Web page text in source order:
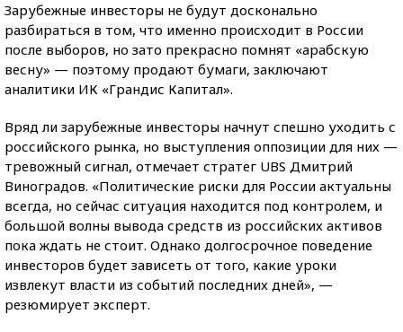
Зарубежные инвесторы не будут досконально
разбираться в том, что именно происходит в России
после выборов, но зато прекрасно помнят «арабскую
весну» — поэтому продают бумаги, заключают
аналитики ИК «Грандис Капитал».
Вряд ли зарубежные инвесторы начнут спешно уходить с
российского рынка, но выступления оппозиции для них —
тревожный сигнал, отмечает стратег UBS Дмитрий
Виноградов. «Политические риски для России актуальны
всегда, но сейчас ситуация находится под контролем, и
большой волны вывода средств из российских активов
пока ждать не стоит. Однако долгосрочное поведение
инвесторов будет зависеть от того, какие уроки
извлекут власти из событий последних дней», —
резюмирует эксперт.